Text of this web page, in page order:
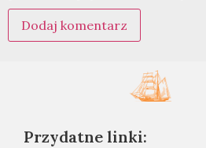
Przydatne linki: